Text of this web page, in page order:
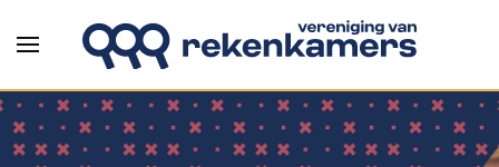
Overslaan en naar de inhoud gaan